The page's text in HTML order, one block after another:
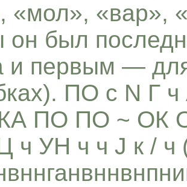
«мол», «вар»,
он был
и первым —
ПО с N Г
ПО ПО ~ ОК
ч УН ч ч J к / ч